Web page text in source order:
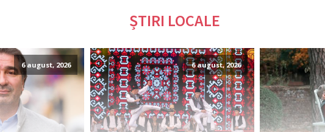
ȘTIRI LOCALE
6 august, 2026 6 august, 2026